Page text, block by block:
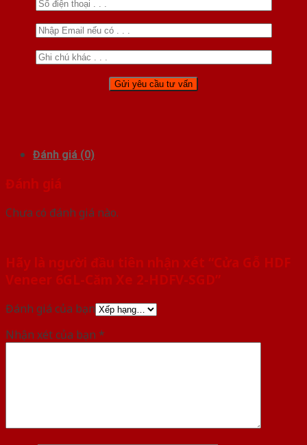
Đánh giá (0)
Đánh giá
Chưa có đánh giá nào.
Hãy là người đầu tiên nhận xét “Cửa Gỗ HDF
Veneer 6GL-Căm Xe 2-HDFV-SGD”
Đánh giá của bạn
Nhận xét của bạn *